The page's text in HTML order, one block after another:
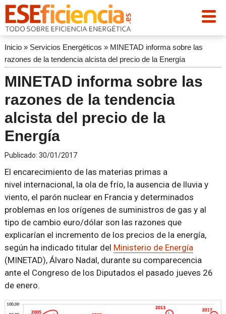
Inicio» Servicios Energéticos » MINETAD informa sobre las
razones de la tendencia alcista del precio de la Energía
MINETAD informa sobre las
razones de la tendencia
alcista del precio de la
Energía
Publicado: 30/01/2017
El encarecimiento de las materias primas a
nivel internacional, la ola de frío, la ausencia de lluvia y
viento, el parón nuclear en Francia y determinados
problemas en los orígenes de suministros de gas y al
tipo de cambio euro/dólar son las razones que
explicarían el incremento de los precios de la energía,
según ha indicado titular del Ministerio de Energía
(MINETAD), Álvaro Nadal, durante su comparecencia
ante el Congreso de los Diputados el pasado jueves 26
de enero.